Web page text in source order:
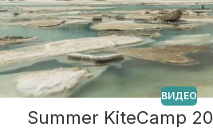
ВИДЕО
Summer KiteCamp